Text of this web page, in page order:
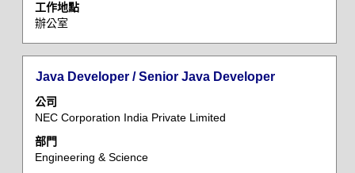
工作地點
辦公室
訊
的
內
容。
標
題
Java Developer / Senior Java Developer
公司
NEC Corporation India Private Limited
部門
Engineering & Science
選
取
空
列
以